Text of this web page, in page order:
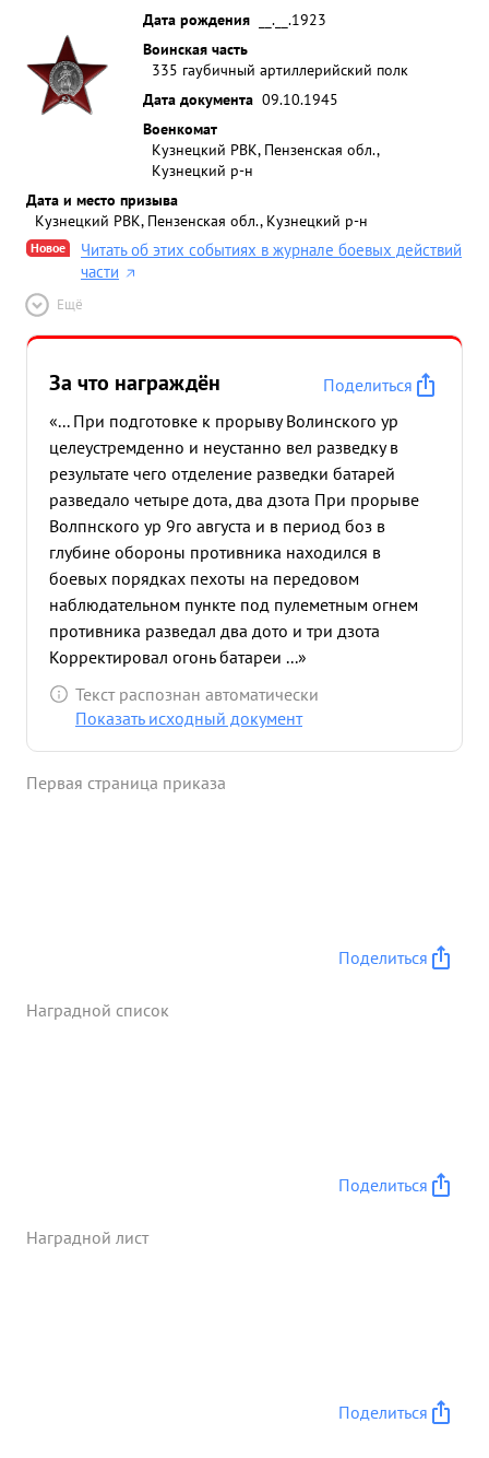
Дата рождения
__.__.1923
Воинская часть
335 гаубичный артиллерийский полк
Дата документа 09.10.1945
Военкомат
Кузнецкий РВК, Пензенская обл.,
Кузнецкий р-н
Дата и место призыва
Кузнецкий РВК, Пензенская обл., Кузнецкий р-н
Новое
Читать об этих событиях в журнале боевых действий
части
Ещё
За что награждён
Поделиться
«... При подготовке к прорыву Волинского ур
целеустремденно и неустанно вел разведку в
результате чего отделение разведки батарей
разведало четыре дота, два дзота При прорыве
Волпнского ур 9го августа и в период боз в
глубине обороны противника находился в
боевых порядках пехоты на передовом
наблюдательном пункте под пулеметным огнем
противника разведал два дото и три дзота
Корректировал огонь батареи ...»
Текст распознан автоматически
Показать исходный документ
Первая страница приказа
Поделиться
Наградной список
Поделиться
Наградной лист
Поделиться